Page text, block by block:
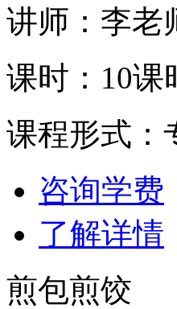
讲师：李老
课时：10课
课程形式：
咨询学费
了解详情
煎包煎饺